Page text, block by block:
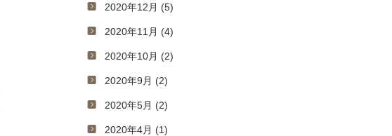
2020年12月 (5)
2020年11月 (4)
2020年10月 (2)
2020年9月 (2)
2020年5月 (2)
2020年4月 (1)